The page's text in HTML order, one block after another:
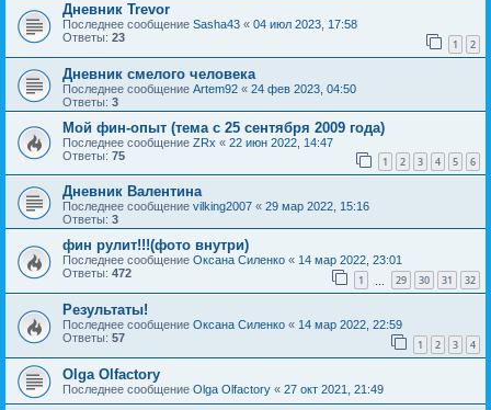
Дневник Trevor
Последнее сообщение Sasha43 « 04 июл 2023, 17:58
Ответы: 23 1 2
Дневник смелого человека
Последнее сообщение Artem92 « 24 фев 2023, 04:50
Ответы: 3
Мой фин-опыт (тема с 25 сентября 2009 года)
Последнее сообщение ZRx « 22 июн 2022, 14:47
Ответы: 75 1 2 3 4 5 6
Дневник Валентина
Последнее сообщение vilking2007 « 29 мар 2022, 15:16
Ответы: 3
фин рулит!!!(фото внутри)
Последнее сообщение Оксана Силенко « 14 мар 2022, 23:01
Ответы: 472 1 29 30 31 32
Результаты!
Последнее сообщение Оксана Силенко « 14 мар 2022, 22:59
Ответы: 57 1 2 3 4
Olga Olfactory
Последнее сообщение Olga Olfactory « 27 окт 2021, 21:49